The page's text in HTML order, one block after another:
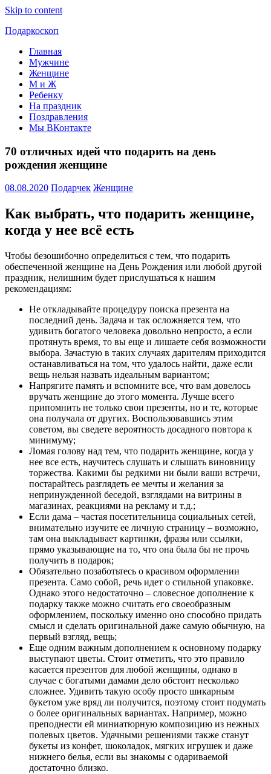
Skip to content
Подаркоскоп
Поможем
выбрать
подарить
Главная
Мужчине
Женщине
М и Ж
Ребенку
На праздник
Поздравления
Мы ВКонтакте
70 отличных идей что подарить на день
рождения женщине
08.08.2020 Подарчек Женщине
Как выбрать, что подарить женщине,
когда у нее всё есть
Чтобы безошибочно определиться с тем, что подарить
обеспеченной женщине на День Рождения или любой другой
праздник, нелишним будет прислушаться к нашим
рекомендациям:
Не откладывайте процедуру поиска презента на
последний день. Задача и так осложняется тем, что
удивить богатого человека довольно непросто, а если
протянуть время, то вы еще и лишаете себя возможности
выбора. Зачастую в таких случаях дарителям приходится
останавливаться на том, что удалось найти, даже если
вещь нельзя назвать идеальным вариантом;
Напрягите память и вспомните все, что вам довелось
вручать женщине до этого момента. Лучше всего
припомнить не только свои презенты, но и те, которые
она получала от других. Воспользовавшись этим
советом, вы сведете вероятность досадного повтора к
минимуму;
Ломая голову над тем, что подарить женщине, когда у
нее все есть, научитесь слушать и слышать виновницу
торжества. Какими бы редкими ни были ваши встречи,
постарайтесь разглядеть ее мечты и желания за
непринужденной беседой, взглядами на витрины в
магазинах, реакциями на рекламу и т.д.;
Если дама – частая посетительница социальных сетей,
внимательно изучите ее личную страницу – возможно,
там она выкладывает картинки, фразы или ссылки,
прямо указывающие на то, что она была бы не прочь
получить в подарок;
Обязательно позаботьтесь о красивом оформлении
презента. Само собой, речь идет о стильной упаковке.
Однако этого недостаточно – словесное дополнение к
подарку также можно считать его своеобразным
оформлением, поскольку именно оно способно придать
смысл и сделать оригинальной даже самую обычную, на
первый взгляд, вещь;
Еще одним важным дополнением к основному подарку
выступают цветы. Стоит отметить, что это правило
касается презентов для любой женщины, однако в
случае с богатыми дамами дело обстоит несколько
сложнее. Удивить такую особу просто шикарным
букетом уже вряд ли получится, поэтому стоит подумать
о более оригинальных вариантах. Например, можно
преподнести ей миниатюрную композицию из нежных
полевых цветов. Удачными решениями также станут
букеты из конфет, шоколадок, мягких игрушек и даже
нижнего белья, если вы знакомы с одариваемой
достаточно близко.